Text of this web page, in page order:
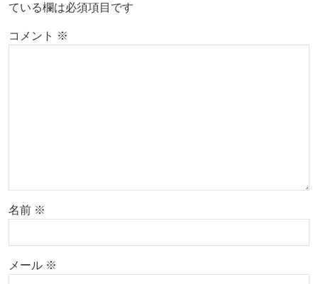
ている欄は必須項目です
コメント ※
名前 ※
メール ※